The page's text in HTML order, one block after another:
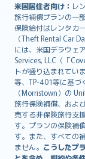
米国居住者向け： レ
旅行補償プランの一
保険給付はレンタカ
（Theft Rental Car
には、米国デラウェ
Services, LLC（「
トが盛り込まれてい
等、TP-401等に基づ
（Morristown）の
旅行保険補償、およ
売する非保険旅行支
す。プランの保険補
す。また、すべての
ません。 こうしたプ